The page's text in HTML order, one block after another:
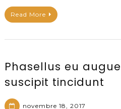
Read More
Phasellus eu
suscipit tincidunt
novembre 18, 2017